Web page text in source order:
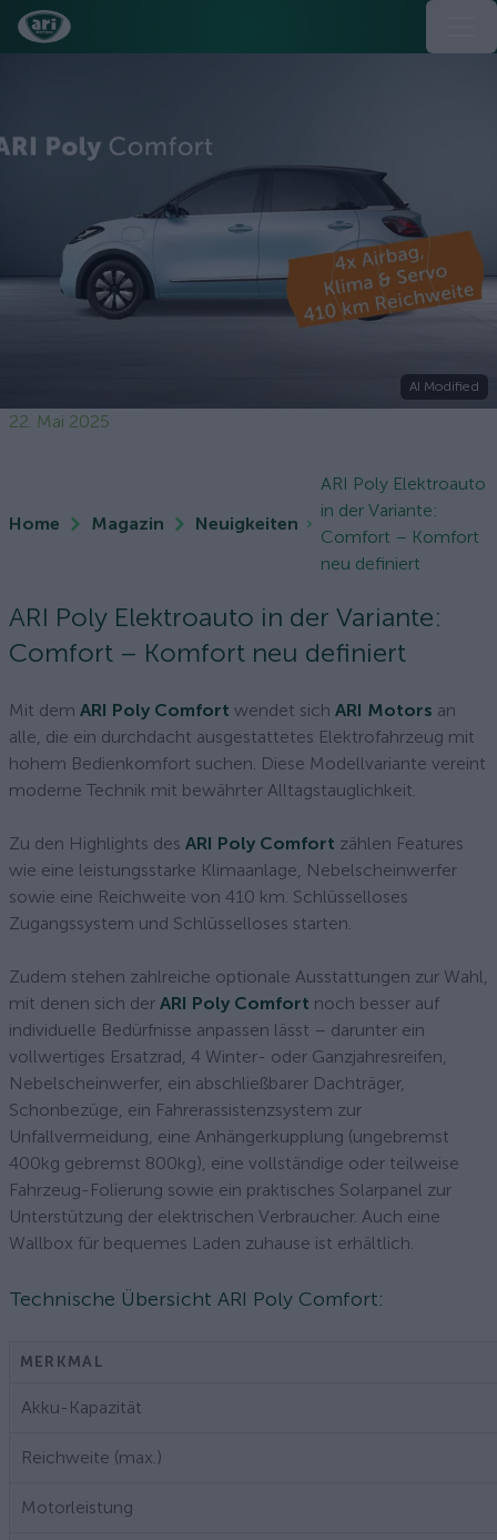
AI Modified
22. Mai 2025
Home Magazin Neuigkeiten
ARI Poly Elektroauto
in der Variante:
Comfort – Komfort
neu definiert
ARI Poly Elektroauto in der Variante:
Comfort – Komfort neu definiert
Mit dem ARI Poly Comfort wendet sich ARI Motors an
alle, die ein durchdacht ausgestattetes Elektrofahrzeug mit
hohem Bedienkomfort suchen. Diese Modellvariante vereint
moderne Technik mit bewährter Alltagstauglichkeit.
Zu den Highlights des ARI Poly Comfort zählen Features
wie eine leistungsstarke Klimaanlage, Nebelscheinwerfer
sowie eine Reichweite von 410 km. Schlüsselloses
Zugangssystem und Schlüsselloses starten.
Zudem stehen zahlreiche optionale Ausstattungen zur Wahl,
mit denen sich der ARI Poly Comfort noch besser auf
individuelle Bedürfnisse anpassen lässt – darunter ein
vollwertiges Ersatzrad, 4 Winter- oder Ganzjahresreifen,
Nebelscheinwerfer, ein abschließbarer Dachträger,
Schonbezüge, ein Fahrerassistenzsystem zur
Unfallvermeidung, eine Anhängerkupplung (ungebremst
400kg gebremst 800kg), eine vollständige oder teilweise
Fahrzeug-Folierung sowie ein praktisches Solarpanel zur
Unterstützung der elektrischen Verbraucher. Auch eine
Wallbox für bequemes Laden zuhause ist erhältlich.
Technische Übersicht ARI Poly Comfort:
MERKMAL
Akku-Kapazität
Reichweite (max.)
Motorleistung